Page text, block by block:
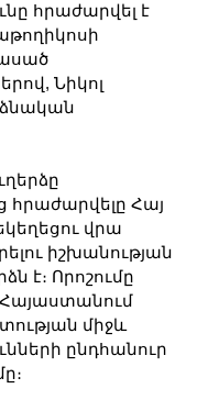
հրաժարվել է
Նիկոլ
հրաժարվելը Հայ
վրա
իշխանության
է։ Որոշումը
միջև
ընդհանուր